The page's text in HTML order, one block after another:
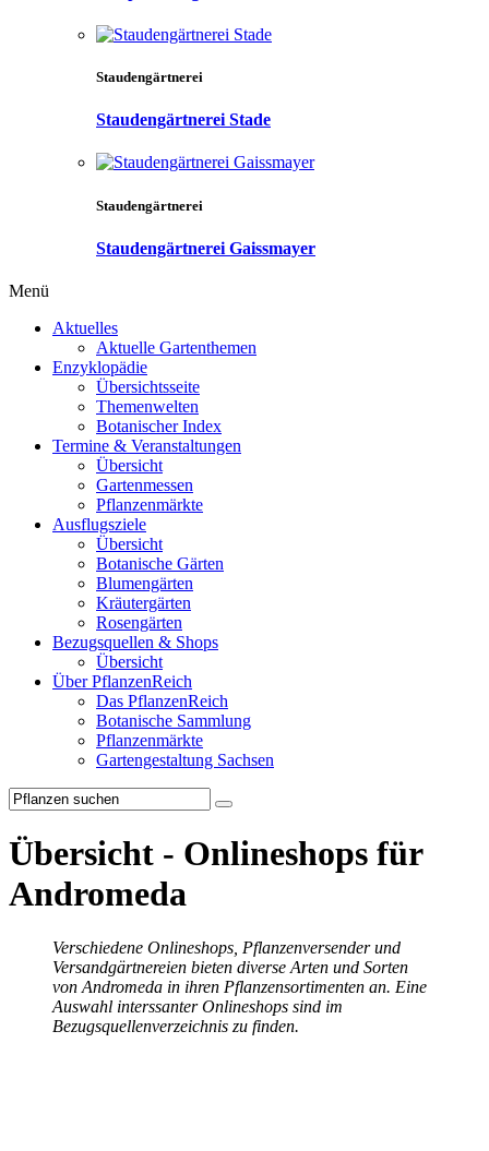
Staudengärtnerei
Staudengärtnerei Stade
Staudengärtnerei
Staudengärtnerei Gaissmayer
Menü
Aktuelles
Aktuelle Gartenthemen
Enzyklopädie
Übersichtsseite
Themenwelten
Botanischer Index
Termine & Veranstaltungen
Übersicht
Gartenmessen
Pflanzenmärkte
Ausflugsziele
Übersicht
Botanische Gärten
Blumengärten
Kräutergärten
Rosengärten
Bezugsquellen & Shops
Übersicht
Über PflanzenReich
Das PflanzenReich
Botanische Sammlung
Pflanzenmärkte
Gartengestaltung Sachsen
Übersicht - Onlineshops für
Andromeda
Verschiedene Onlineshops, Pflanzenversender und
Versandgärtnereien bieten diverse Arten und Sorten
von Andromeda in ihren Pflanzensortimenten an. Eine
Auswahl interssanter Onlineshops sind im
Bezugsquellenverzeichnis zu finden.